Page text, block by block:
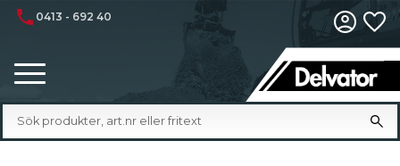
phone 0413 - 692 40